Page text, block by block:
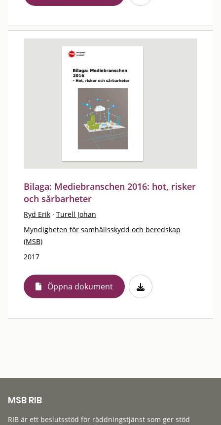
Bilaga: Mediebranschen 2016: hot, risker
och sårbarheter
Ryd Erik · Turell Johan
Myndigheten för samhällsskydd och beredskap
(MSB)
2017
Öppna dokument
MSB RIB
RIB är ett beslutsstöd för räddningstjänst som ger stöd